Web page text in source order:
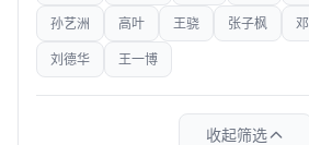
孙艺洲 高叶 王骁 张子枫
刘德华 王一博
收起筛选